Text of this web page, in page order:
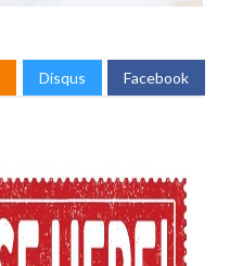
Disqus Facebook